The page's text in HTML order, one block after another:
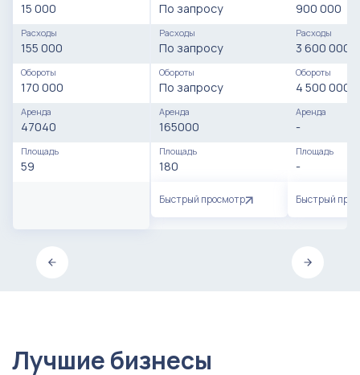
15 000
Расходы
155 000
Обороты
170 000
Аренда
47040
Площадь
59
По запросу
Расходы
По запросу
Обороты
По запросу
Аренда
165000
Площадь
180
Быстрый просмотр
900 000
Расходы
3 600 000
Обороты
4 500 000
Аренда
-
Площадь
-
Быстрый
Лучшие бизнесы